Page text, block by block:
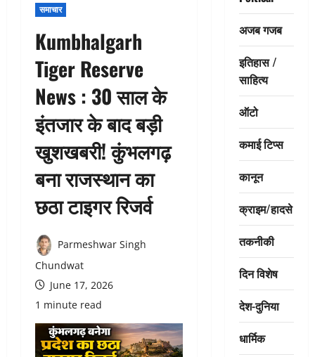
समाचार
Kumbhalgarh
Tiger Reserve
News : 30 साल के
इंतजार के बाद बड़ी
खुशखबरी! कुंभलगढ़
बना राजस्थान का
छठा टाइगर रिजर्व
Parmeshwar Singh
Chundwat
June 17, 2026
1 minute read
अजब गजब
इतिहास /
साहित्य
ऑटो
कमाई टिप्स
कानून
क्राइम/हादसे
तकनीकी
दिन विशेष
देश-दुनिया
धार्मिक